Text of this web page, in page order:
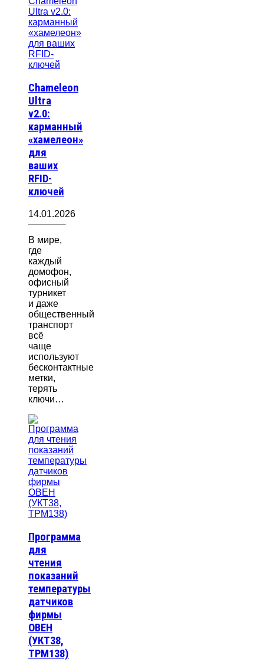
Chameleon
Ultra
v2.0:
карманный
«хамелеон»
для
ваших
RFID-
ключей
14.01.2026
В мире,
где
каждый
домофон,
офисный
турникет
и даже
общественный
транспорт
всё
чаще
используют
бесконтактные
метки,
терять
ключи…
Программа
для
чтения
показаний
температуры
датчиков
фирмы
ОВЕН
(УКТ38,
ТРМ138)